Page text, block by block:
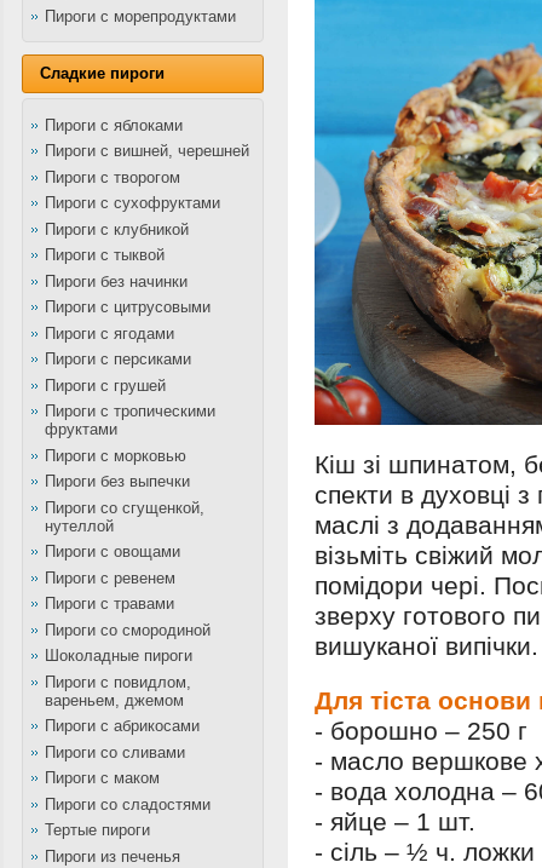
Пироги с морепродуктами
Сладкие пироги
Пироги с яблоками
Пироги с вишней, черешней
Пироги с творогом
Пироги с сухофруктами
Пироги с клубникой
Пироги с тыквой
Пироги без начинки
Пироги с цитрусовыми
Пироги с ягодами
Пироги с персиками
Пироги с грушей
Пироги с тропическими
фруктами
Пироги с морковью
Пироги без выпечки
Пироги со сгущенкой,
нутеллой
Пироги с овощами
Пироги с ревенем
Пироги с травами
Пироги со смородиной
Шоколадные пироги
Пироги с повидлом,
вареньем, джемом
Пироги с абрикосами
Пироги со сливами
Пироги с маком
Пироги со сладостями
Тертые пироги
Пироги из печенья
Кіш зі шпинатом,
спекти в духовці
маслі з
візьміть свіжий
помідори чері.
зверху готового
вишуканої випічки.
Для тіста
- борошно – 250 г
- масло вершкове
- вода холодна –
- яйце – 1 шт.
- сіль – ½ ч. ложки